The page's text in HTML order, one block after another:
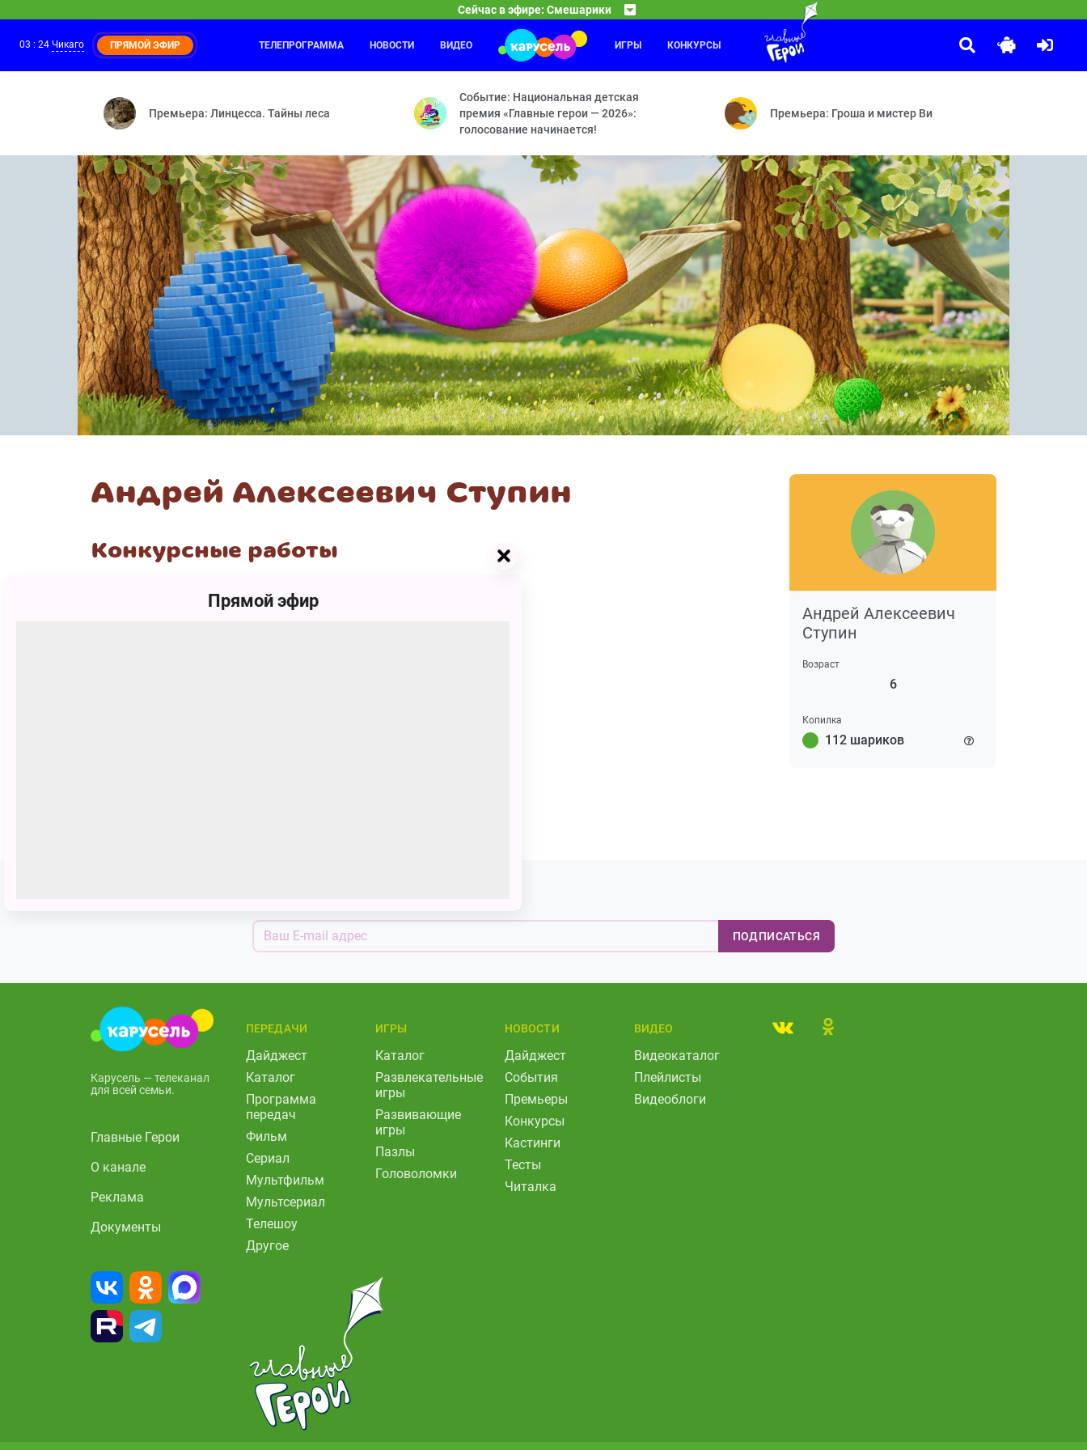
Сейчас в эфире: Смешарики
03:00
Смешарики
Рояль — Энергия храпа — Молочное пари — Аноним — Австралия — Некультурный — Играй, гармония! — Талисман — Её звали Нюша
10 ЛЕТ ВОЛШЕБСТВА. Сказочный патруль
Новые герои — Сердце часов — Долгожданная встреча — Тайны Медузы
03 : 24 Чикаго ПРЯМОЙ ЭФИР ТЕЛЕПРОГРАММА НОВОСТИ ВИДЕО ИГРЫ КОНКУРСЫ
Премьера: Линцесса. Тайны леса
Событие: Национальная детская
премия «Главные герои — 2026»:
голосование начинается!
Премьера: Гроша и мистер Ви
Андрей Алексеевич Ступин
Конкурсные работы
Андрей Алексеевич
Ступин
Возраст
6
Копилка
112 шариков
ПОДПИСАТЬСЯ
Карусель — телеканал
для всей семьи.
Главные Герои
О канале
Реклама
Документы
ПЕРЕДАЧИ
Дайджест
Каталог
Программа
передач
Фильм
Сериал
Мультфильм
Мультсериал
Телешоу
Другое
ИГРЫ
Каталог
Развлекательные
игры
Развивающие
игры
Пазлы
Головоломки
НОВОСТИ
Дайджест
События
Премьеры
Конкурсы
Кастинги
Тесты
Читалка
ВИДЕО
Видеокаталог
Плейлисты
Видеоблоги
Прямой эфир